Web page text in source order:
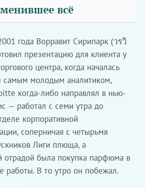
всё
года Ворравит Сирипарк (วรวิ
презентацию для клиента у
центра, когда началась
самым молодым аналитиком,
когда-либо направлял в нью-
— работал с семи утра до
корпоративной
соперничая с четырьмя
Лиги плюща, а
отрадой была покупка парфюма в
работы. В то утро он побежал.